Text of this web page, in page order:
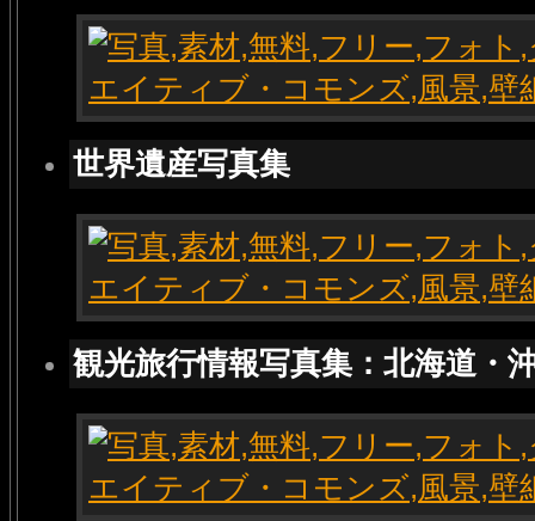
世界遺産写真集
観光旅行情報写真集：北海道・